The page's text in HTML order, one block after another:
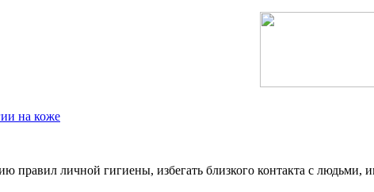
на коже
правил личной гигиены, избегать близкого контакта с